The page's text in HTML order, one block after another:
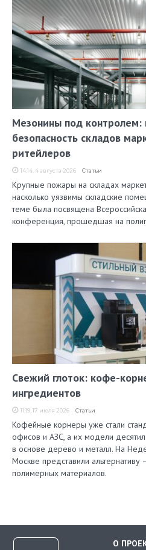
Мезонины под контролем:
безопасность складов
ритейлеров
14:14, 4 августа 2026 Статьи
Крупные пожары на складах
насколько уязвимы складские
теме была посвящена
конференция, прошедшая на
Свежий глоток: кофе-
ингредиентов
11:19, 17 июля 2026 Статьи
Кофейные корнеры уже стали
офисов и АЗС, а их модели
в основе дерево и металл. На
Москве представили
полимерных материалов.
О